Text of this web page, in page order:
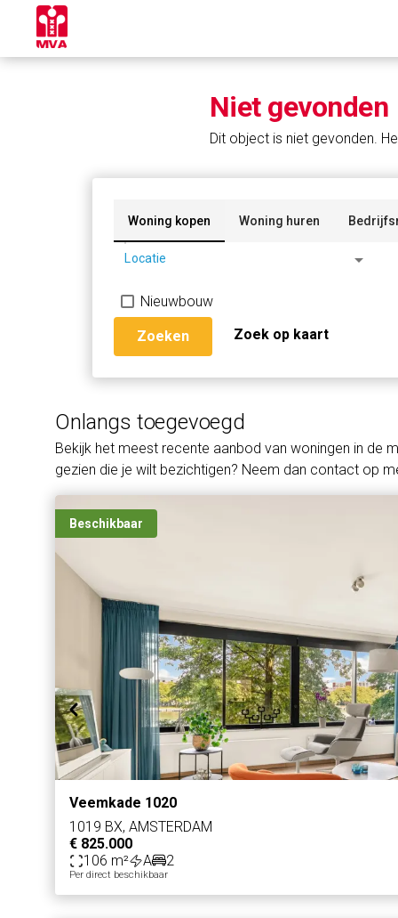
Niet gevonden
Dit object is niet gevonden.
Woning kopen Woning huren
Locatie arrow_drop_down
Nieuwbouw
Zoeken Zoek op kaart
Onlangs toegevoegd
Bekijk het meest recente aanbod van woningen in de
gezien die je wilt bezichtigen? Neem dan contact op
Beschikbaar
Veemkade 1020
1019 BX, AMSTERDAM
€ 825.000
106 m²
A 2
Per direct beschikbaar